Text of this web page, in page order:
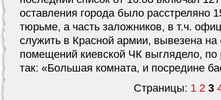
оставления города было расстреляно
тюрьме, а часть заложников, в т.ч.
служить в Красной армии, вывезена
помещений киевской ЧК выглядело, по
так: «Большая комната, и посредине
Страницы: 1 2 3